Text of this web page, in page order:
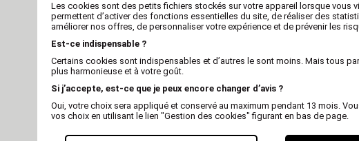
Les cookies sont des petits fichiers stockés sur votre appareil lorsque vous
permettent d’activer des fonctions essentielles du site, de réaliser des
améliorer nos offres, de personnaliser votre expérience et de prévenir les
Est-ce indispensable ?
Certains cookies sont indispensables et d’autres le sont moins. Mais tous
plus harmonieuse et à votre goût.
Si j’accepte, est-ce que je peux encore changer d’avis ?
Oui, votre choix sera appliqué et conservé au maximum pendant 13 mois.
vos choix en utilisant le lien "Gestion des cookies" figurant en bas de page.